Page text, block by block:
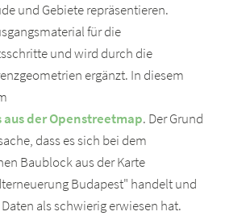
und Gebiete repräsentieren.
für die
und wird durch die
ergänzt. In diesem
der Openstreetmap. Der Grund
dass es sich bei dem
Baublock aus der Karte
Budapest" handelt und
als schwierig erwiesen hat.